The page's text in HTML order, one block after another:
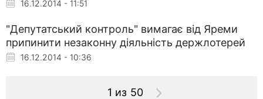
16.12.2014 - 11:51
"Депутатський контроль" вимагає від Яреми
припинити незаконну діяльність держлотерей
16.12.2014 - 10:36
1 из 50